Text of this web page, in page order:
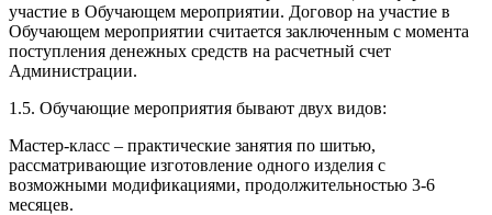
участие в Обучающем мероприятии. Договор на участие в
Обучающем мероприятии считается заключенным с момента
поступления денежных средств на расчетный счет
Администрации.
1.5. Обучающие мероприятия бывают двух видов:
Мастер-класс – практические занятия по шитью,
рассматривающие изготовление одного изделия с
возможными модификациями, продолжительностью 3-6
месяцев.